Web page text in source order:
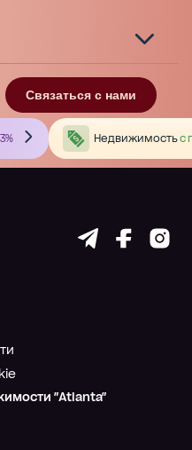
Связаться с нами
Недвижимостьс
"Atlanta"